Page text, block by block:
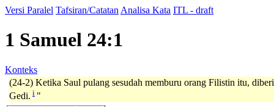
Versi Paralel Tafsiran/Catatan Analisa Kata ITL - draft
1 Samuel 24:1
Konteks
(24-2) Ketika Saul pulang sesudah memburu orang Filistin itu,
Gedi. i "